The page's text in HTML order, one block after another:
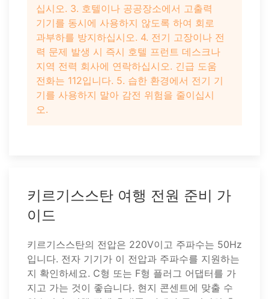
십시오. 3. 호텔이나 공공장소에서 고출력
기기를 동시에 사용하지 않도록 하여 회로
과부하를 방지하십시오. 4. 전기 고장이나 전
력 문제 발생 시 즉시 호텔 프런트 데스크나
지역 전력 회사에 연락하십시오. 긴급 도움
전화는 112입니다. 5. 습한 환경에서 전기 기
기를 사용하지 말아 감전 위험을 줄이십시
오.
키르기스스탄 여행 전원 준비 가
이드
키르기스스탄의 전압은 220V이고 주파수는 50Hz
입니다. 전자 기기가 이 전압과 주파수를 지원하는
지 확인하세요. C형 또는 F형 플러그 어댑터를 가
지고 가는 것이 좋습니다. 현지 콘센트에 맞출 수